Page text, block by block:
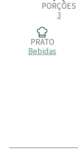
PORÇÕES
3
PRATO
Bebidas